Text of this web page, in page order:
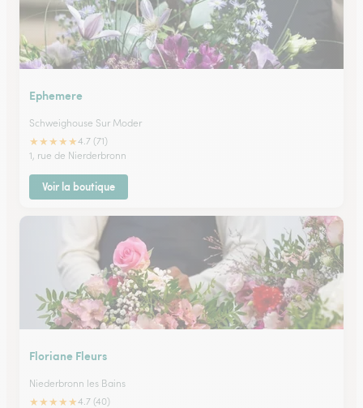
Ephemere
Schweighouse Sur Moder
★★★★★4.7 (71)
1, rue de Nierderbronn
Voir la boutique
Floriane Fleurs
Niederbronn les Bains
★★★★★4.7 (40)